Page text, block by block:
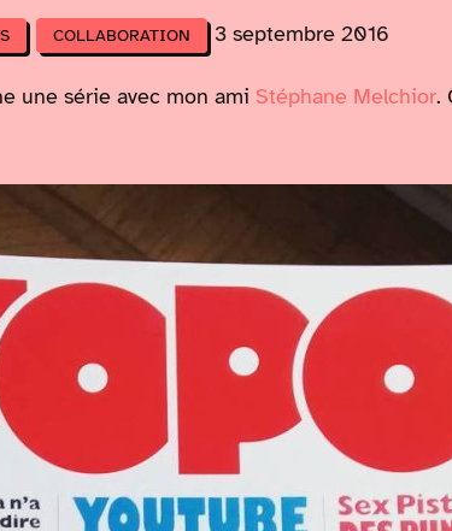
COLLABORATION 3 septembre 2016
une série avec mon ami Stéphane Melchior.